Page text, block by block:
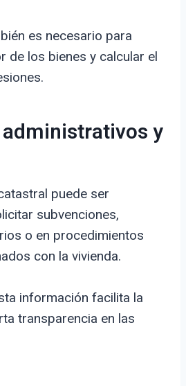
es necesario para
de los bienes y calcular el
y
puede ser
subvenciones,
o en procedimientos
con la vivienda.
información facilita la
transparencia en las